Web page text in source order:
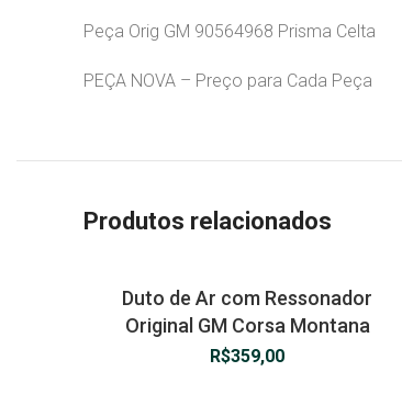
Peça Orig GM 90564968 Prisma Celta
PEÇA NOVA – Preço para Cada Peça
Produtos relacionados
Duto de Ar com Ressonador
Original GM Corsa Montana
R$359,00